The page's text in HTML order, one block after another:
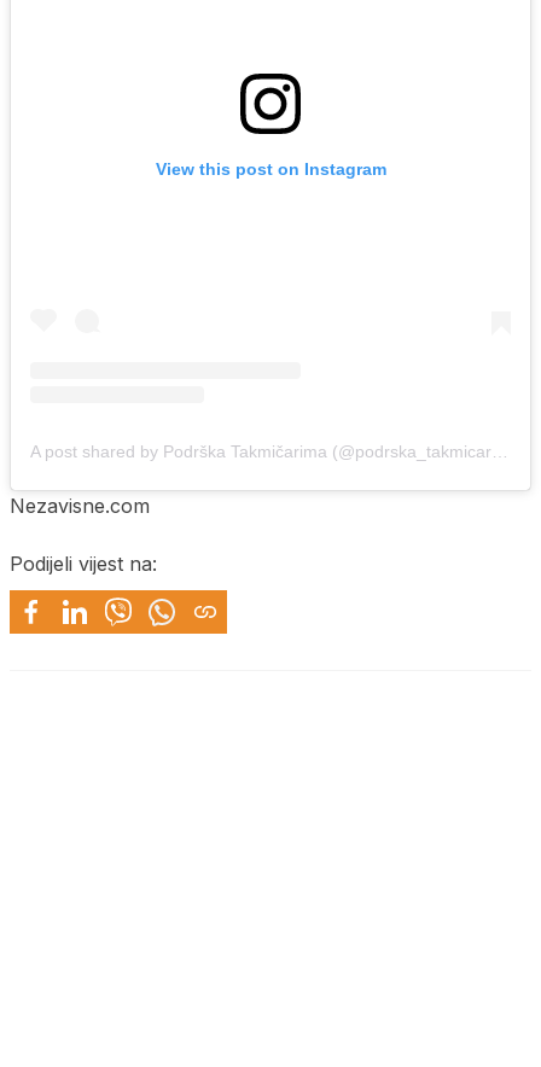
View this post on Instagram
A post shared by Podrška Takmičarima (@podrska_takmicarima)
Nezavisne.com
Podijeli vijest na: